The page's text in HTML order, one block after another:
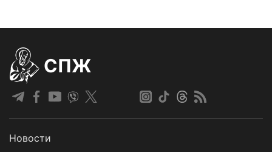
СПЖ
Новости